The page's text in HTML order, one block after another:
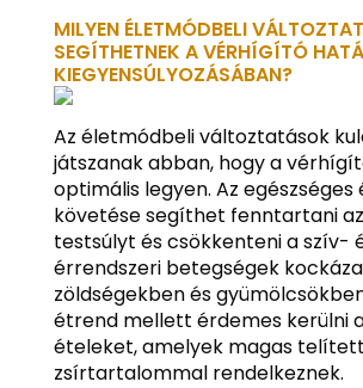
MILYEN ÉLETMÓDBELI
SEGÍTHETNEK A VÉRHÍGÍTÓ
KIEGYENSÚLYOZÁSÁBAN?
Az életmódbeli változtatások
játszanak abban, hogy a
optimális legyen. Az
követése segíthet fenntartani
testsúlyt és csökkenteni a szív-
érrendszeri betegségek
zöldségekben és
étrend mellett érdemes kerülni
ételeket, amelyek magas telített
zsírtartalommal rendelkeznek.